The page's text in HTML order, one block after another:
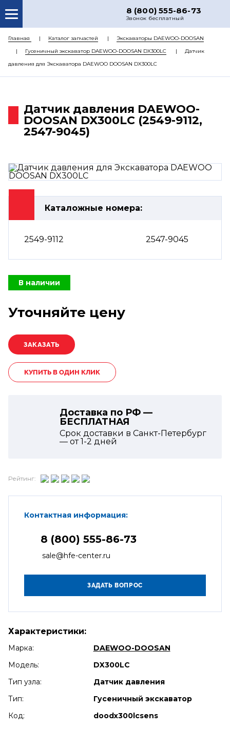
8 (800) 555-86-73
Звонок бесплатный
О НАС
КАТАЛОГ ЗАПЧАСТЕЙ
РЕМОНТ
ЦЕНЫ
Главная Каталог запчастей
Экскаваторы DAEWOO-DOOSAN
Гусеничный экскаватор DAEWOO-DOOSAN DX300LC
Датчик
давления для Экскаватора DAEWOO DOOSAN DX300LC
Датчик давления DAEWOO-
DOOSAN DX300LC (2549-9112,
2547-9045)
Каталожные номера:
2549-9112 2547-9045
В наличии
Уточняйте цену
КУПИТЬ В ОДИН КЛИК
Доставка по РФ —
БЕСПЛАТНАЯ
Срок доставки в Санкт-Петербург
— от1-2 дней
Рейтинг:
Контактная информация:
8 (800) 555-86-73
sale@hfe-center.ru
Характеристики:
Марка:
DAEWOO-DOOSAN
Модель:
DX300LC
Тип узла:
Датчик давления
Тип:
Гусеничный экскаватор
Код:
doodx300lcsens